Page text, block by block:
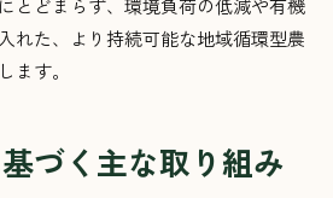
とどまらず、環境負荷の低減や有機
れた、より持続可能な地域循環型農
ます。
づく主な取り組み